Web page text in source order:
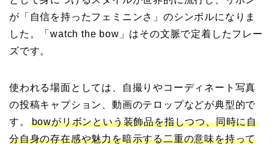
が「自信を持ったフェミニンさ」のシンボルになりま
した。「watch the bow」はその文脈で定着したフレー
ズです。
使われる場面としては、自撮りやコーディネート写真
の投稿キャプション、動画のテロップなどが典型的で
す。
bowがリボンという装飾品を指しつつ、同時に自
分自身の存在感や魅力を暗示する二重の意味を持って